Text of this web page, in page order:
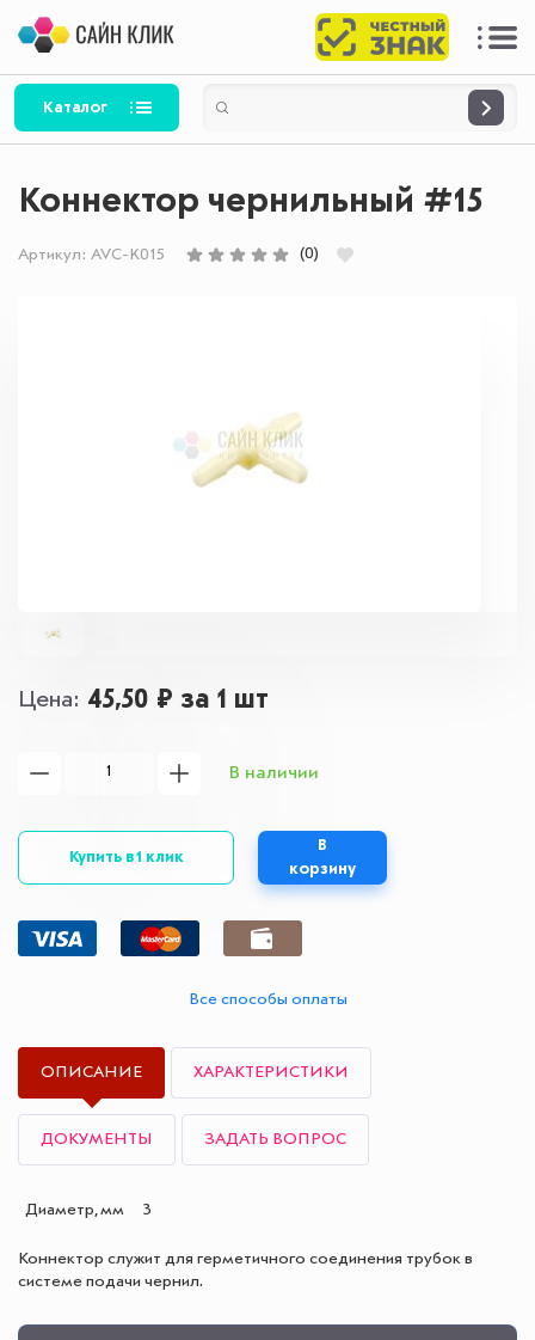
Каталог
Коннектор чернильный #15
Артикул: AVC-K015 (0)
Цена 45,50 ₽ за 1 шт
В наличии
Купить в 1 клик
В
корзину
Все способы оплаты
ОПИСАНИЕ ХАРАКТЕРИСТИКИ
ДОКУМЕНТЫ ЗАДАТЬ ВОПРОС
Диаметр, мм 3
Коннектор служит для герметичного соединения трубок в
системе подачи чернил.